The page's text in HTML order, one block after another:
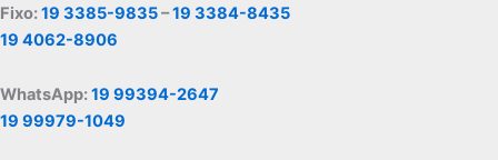
Fixo:19 3385-9835–19 3384-8435
19 4062-8906
WhatsApp:19 99394-2647
19 99979-1049